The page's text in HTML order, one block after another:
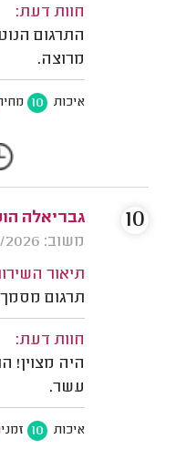
חוות דעת:
התרגום
מרוצה.
איכות 10
גבריאלה
משוב: 22/07/2026
תיאור
תרגום
חוות דעת:
היה מצוין!
עשר.
איכות 10
10